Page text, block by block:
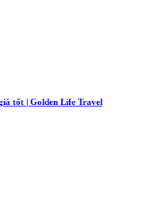
tốt | Golden Life Travel